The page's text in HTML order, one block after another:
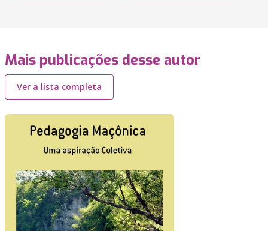
Mais publicações desse autor
Ver a lista completa